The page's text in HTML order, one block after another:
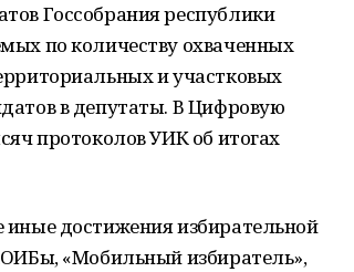
Госсобрания республики
по количеству охваченных
и участковых
в депутаты. В Цифровую
протоколов УИК об итогах
достижения избирательной
«Мобильный избиратель»,